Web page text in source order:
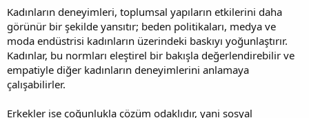
Kadınların deneyimleri, toplumsal yapıların etkilerini daha
görünür bir şekilde yansıtır; beden politikaları, medya ve
moda endüstrisi kadınların üzerindeki baskıyı yoğunlaştırır.
Kadınlar, bu normları eleştirel bir bakışla değerlendirebilir ve
empatiyle diğer kadınların deneyimlerini anlamaya
çalışabilirler.
Erkekler ise çoğunlukla çözüm odaklıdır, yani sosyal